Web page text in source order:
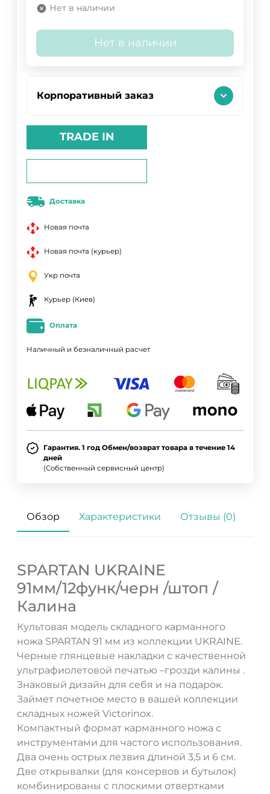
Нет в наличии
Нет в наличии
Корпоративный заказ
TRADE IN
Доставка
Новая почта
Новая почта (курьер)
Укр почта
Курьер (Киев)
Оплата
Наличный и безналичный расчет
Гарантия. 1 год Обмен/возврат товара в течение 14
дней
(Собственный сервисный центр)
Обзор Характеристики Отзывы (0)
SPARTAN UKRAINE
91мм/12функ/черн /штоп /
Калина
Культовая модель складного карманного
ножа SPARTAN 91 мм из коллекции UKRAINE.
Черные глянцевые накладки с качественной
ультрафиолетовой печатью –грозди калины .
Знаковый дизайн для себя и на подарок.
Займет почетное место в вашей коллекции
складных ножей Victorinox.
Компактный формат карманного ножа с
инструментами для частого использования.
Два очень острых лезвия длиной 3,5 и 6 см.
Две открывалки (для консервов и бутылок)
комбинированы с плоскими отвертками